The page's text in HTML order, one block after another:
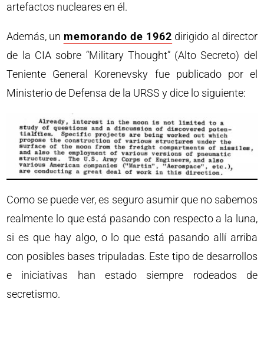
artefactos nucleares en él.
Además, un memorando de 1962 dirigido al director
de la CIA sobre “Military Thought” (Alto Secreto) del
Teniente General Korenevsky fue publicado por el
Ministerio de Defensa de la URSS y dice lo siguiente:
Como se puede ver, es seguro asumir que no sabemos
realmente lo que está pasando con respecto a la luna,
si es que hay algo, o lo que está pasando allí arriba
con posibles bases tripuladas. Este tipo de desarrollos
e iniciativas han estado siempre rodeados de
secretismo.